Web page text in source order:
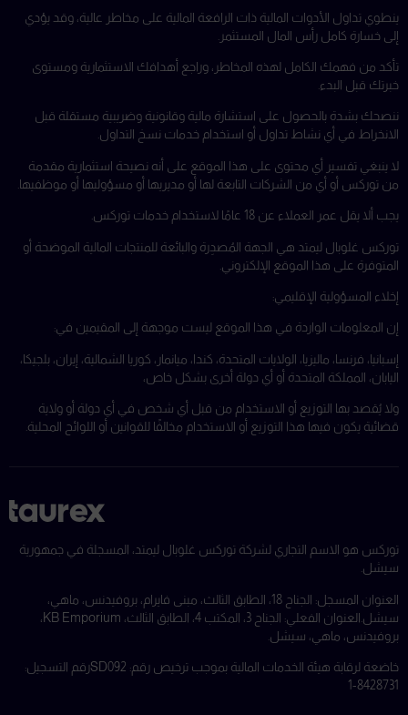
ينطوي تداول الأدوات المالية ذات الرافعة المالية على مخاطر عالية، وقد يؤدي
إلى خسارة كامل رأس المال المستثمر.
تأكد من فهمك الكامل لهذه المخاطر، وراجع أهدافك الاستثمارية ومستوى
خبرتك قبل البدء.
ننصحك بشدة بالحصول على استشارة مالية وقانونية وضريبية مستقلة قبل
الانخراط في أي نشاط تداول أو استخدام خدمات نسخ التداول.
لا ينبغي تفسير أي محتوى على هذا الموقع على أنه نصيحة استثمارية مقدمة
من توركس أو أي من الشركات التابعة لها أو مديريها أو مسؤوليها أو موظفيها.
يجب ألا يقل عمر العملاء عن 18 عامًا لاستخدام خدمات توركس.
توركس غلوبال ليمتد هي الجهة المُصدِرة والبائعة للمنتجات المالية الموضحة أو
المتوفرة على هذا الموقع الإلكتروني.
إخلاء المسؤولية الإقليمي:
إن المعلومات الواردة في هذا الموقع ليست موجهة إلى المقيمين في:
إسبانيا، فرنسا، ماليزيا، الولايات المتحدة، كندا، ميانمار، كوريا الشمالية، إيران، بلجيكا،
اليابان، المملكة المتحدة أو أي دولة أخرى بشكل خاص،
ولا يُقصد بها التوزيع أو الاستخدام من قبل أي شخص في أي دولة أو ولاية
قضائية يكون فيها هذا التوزيع أو الاستخدام مخالفًا للقوانين أو اللوائح المحلية.
توركس هو الاسم التجاري لشركة توركس غلوبال ليمتد، المسجلة في جمهورية
سيشل.
العنوان المسجل: الجناح 18، الطابق الثالث، مبنى فايرام، بروفيدنس، ماهي،
سيشل.
العنوان الفعلي: الجناح 3، المكتب 4، الطابق الثالث، KB Emporium،
بروفيدنس، ماهي، سيشل.
خاضعة لرقابة هيئة الخدمات المالية بموجب ترخيص رقم: SD092
رقم التسجيل:
8428731-1